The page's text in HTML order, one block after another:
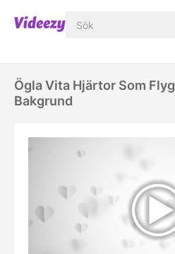
Ögla Vita Hjärtor Som
Bakgrund